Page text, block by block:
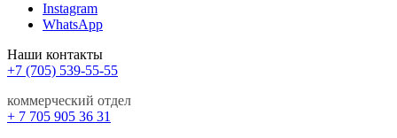
Instagram
WhatsApp
Наши контакты
+7 (705) 539-55-55
коммерческий отдел
+ 7 705 905 36 31